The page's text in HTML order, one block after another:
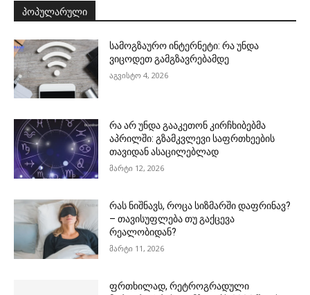
ᲞᲝᲞᲣᲚᲐᲠᲣᲚᲘ
სამოგზაურო ინტერნეტი: რა უნდა
ვიცოდეთ გამგზავრებამდე
აგვისტო 4, 2026
რა არ უნდა გააკეთონ კირჩხიბებმა
აპრილში: გზამკვლევი საფრთხეების
თავიდან ასაცილებლად
მარტი 12, 2026
რას ნიშნავს, როცა სიზმარში დაფრინავ?
– თავისუფლება თუ გაქცევა
რეალობიდან?
მარტი 11, 2026
ფრთხილად, რეტროგრადული